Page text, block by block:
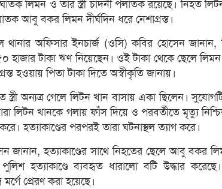
লিমন ও তার স্ত্রী চাঁদনী পলাতক রয়েছে। নিহত
আবু বকর লিমন দীর্ঘদিন ধরে নেশাগ্রস্ত।
থানার অফিসার ইনচার্জ (ওসি) কবির হোসেন
হাজার টাকা ঋণ নিয়েছেন। ওই টাকা থেকে ছেলে
হওয়ায় পিতা টাকা দিতে অস্বীকৃতি জানায়।
স্ত্রী অন্যত্র গেলে লিটন খান বাসায় একা ছিলেন।
লিটন খানকে গলায় ফাঁস দিয়ে ও পরবর্তীতে মৃত্যু
হত্যাকাণ্ডের পরপরই তারা ঘটনাস্থল ত্যাগ করে।
জানান, হত্যাকাণ্ডের সাথে নিহতের ছেলে আবু বকর
হত্যাকাণ্ডে ব্যবহৃত ধারালো বটি উদ্ধার
প্রেরণ করা হয়েছে।